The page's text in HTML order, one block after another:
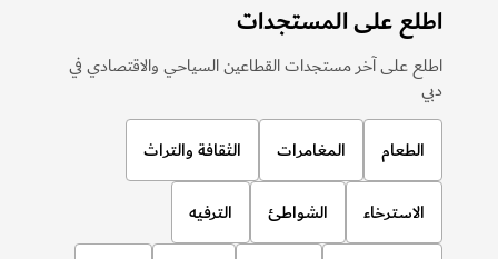
اطلع على المستجدات
اطلع على آخر مستجدات القطاعين السياحي والاقتصادي في
دبي
الطعام المغامرات الثقافة والتراث
الاسترخاء الشواطئ الترفيه